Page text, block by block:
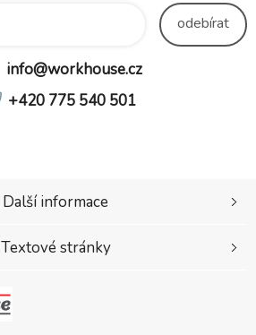
odebírat
info@workhouse.cz
+420 775 540 501
Další informace
Textové stránky